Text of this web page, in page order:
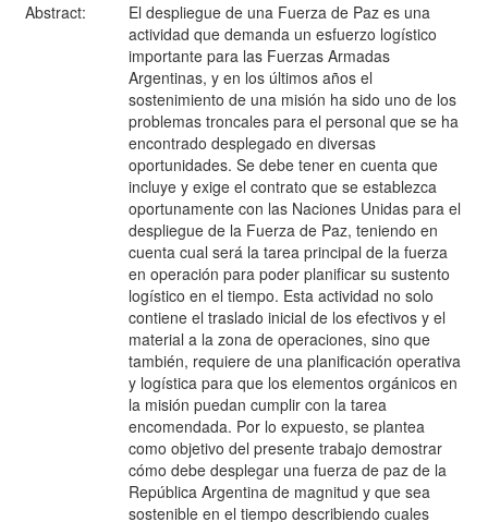
Abstract:
El despliegue de una Fuerza de Paz es una
actividad que demanda un esfuerzo logístico
importante para las Fuerzas Armadas
Argentinas, y en los últimos años el
sostenimiento de una misión ha sido uno de los
problemas troncales para el personal que se ha
encontrado desplegado en diversas
oportunidades. Se debe tener en cuenta que
incluye y exige el contrato que se establezca
oportunamente con las Naciones Unidas para el
despliegue de la Fuerza de Paz, teniendo en
cuenta cual será la tarea principal de la fuerza
en operación para poder planificar su sustento
logístico en el tiempo. Esta actividad no solo
contiene el traslado inicial de los efectivos y el
material a la zona de operaciones, sino que
también, requiere de una planificación operativa
y logística para que los elementos orgánicos en
la misión puedan cumplir con la tarea
encomendada. Por lo expuesto, se plantea
como objetivo del presente trabajo demostrar
cómo debe desplegar una fuerza de paz de la
República Argentina de magnitud y que sea
sostenible en el tiempo describiendo cuales